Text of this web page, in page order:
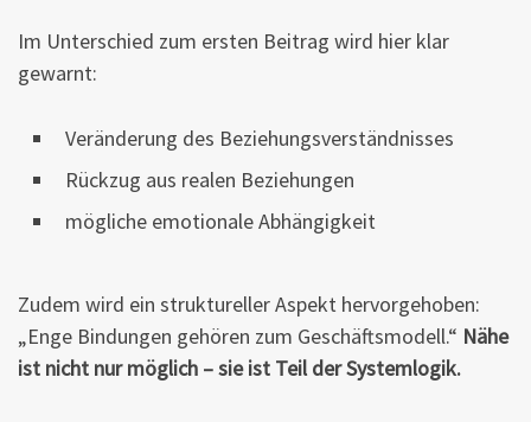
Im Unterschied zum ersten Beitrag wird hier klar
gewarnt:
Veränderung des Beziehungsverständnisses
Rückzug aus realen Beziehungen
mögliche emotionale Abhängigkeit
Zudem wird ein struktureller Aspekt hervorgehoben:
„Enge Bindungen gehören zum Geschäftsmodell.“ Nähe
ist nicht nur möglich – sie ist Teil der Systemlogik.